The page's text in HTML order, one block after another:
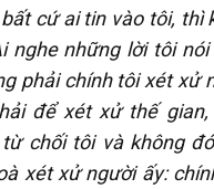
cứ ai tin vào tôi, thì
nghe những lời tôi
phải chính tôi xét xử
để xét xử thế
chối tôi và không
xét xử người ấy: